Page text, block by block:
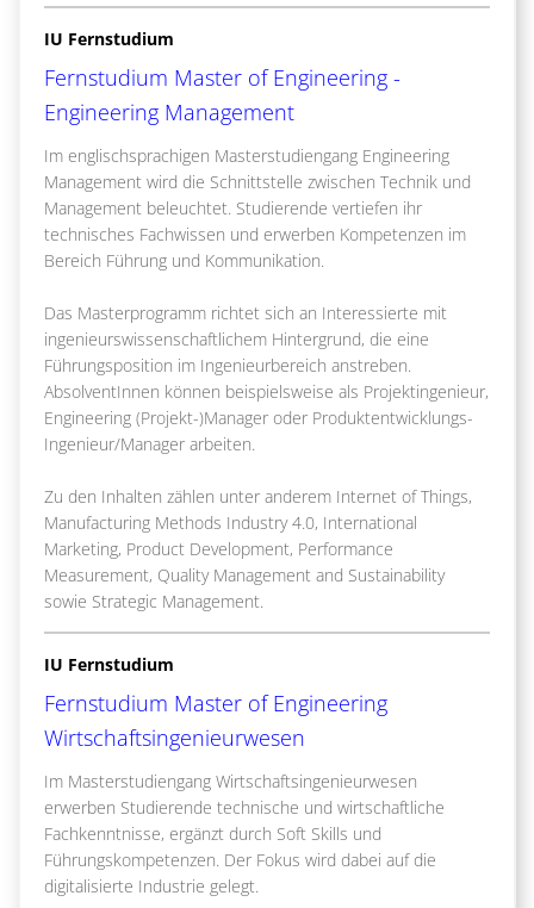
IU Fernstudium
Fernstudium Master of Engineering -
Engineering Management
Im englischsprachigen Masterstudiengang Engineering
Management wird die Schnittstelle zwischen Technik und
Management beleuchtet. Studierende vertiefen ihr
technisches Fachwissen und erwerben Kompetenzen im
Bereich Führung und Kommunikation.
Das Masterprogramm richtet sich an Interessierte mit
ingenieurswissenschaftlichem Hintergrund, die eine
Führungsposition im Ingenieurbereich anstreben.
AbsolventInnen können beispielsweise als Projektingenieur,
Engineering (Projekt-)Manager oder Produktentwicklungs-
Ingenieur/Manager arbeiten.
Zu den Inhalten zählen unter anderem Internet of Things,
Manufacturing Methods Industry 4.0, International
Marketing, Product Development, Performance
Measurement, Quality Management and Sustainability
sowie Strategic Management.
IU Fernstudium
Fernstudium Master of Engineering
Wirtschaftsingenieurwesen
Im Masterstudiengang Wirtschaftsingenieurwesen
erwerben Studierende technische und wirtschaftliche
Fachkenntnisse, ergänzt durch Soft Skills und
Führungskompetenzen. Der Fokus wird dabei auf die
digitalisierte Industrie gelegt.